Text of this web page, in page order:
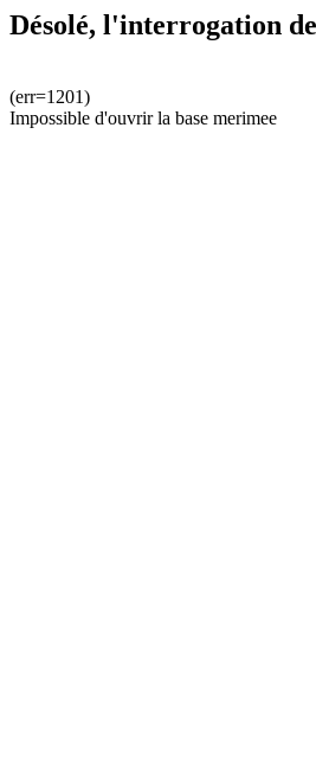
Désolé, l'interrogation
(err=1201)
Impossible d'ouvrir la base merimee